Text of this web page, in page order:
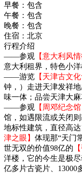
早餐： 包含
午餐： 包含
晚餐： 包含
住宿： 北京
行程介绍
——参观 【意大利风情
意大利租界，特色小洋
——游览 【天津古文
钟，）走进天津发祥
味一体；品尝天津大麻
——参观 【周邓纪念馆
馆，如遇限流或关闭
地标性建筑，直径高
津之眼】 体现那“天门
世无双的价值98亿的
洋楼，它的今生是极
亿多片古瓷片、13000